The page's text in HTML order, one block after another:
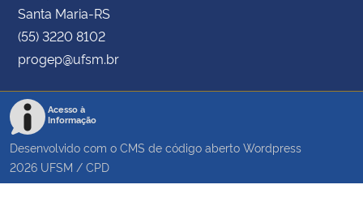
Santa Maria-RS
(55) 3220 8102
progep@ufsm.br
Acesso à
Informação
Desenvolvido com o CMS de código aberto Wordpress
2026 UFSM / CPD